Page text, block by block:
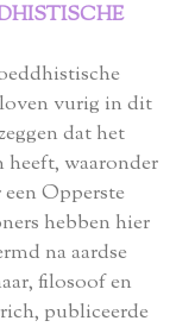
vurig in dit
dat het
heeft, waaronder
Opperste
hebben hier
na aardse
filosoof en
publiceerde